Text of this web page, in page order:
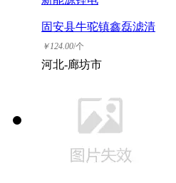
固安县牛驼镇鑫磊滤清
器厂
￥124.00/个
河北-廊坊市